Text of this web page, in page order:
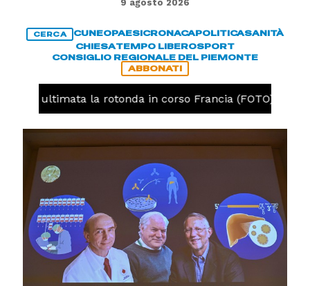
9 agosto 2026
CERCA CUNEOPAESICRONACAPOLITICASANITÀ
CHIESATEMPO LIBEROSPORT
CONSIGLIO REGIONALE DEL PIEMONTE
ABBONATI
ultimata la rotonda in corso Francia (FOTO)